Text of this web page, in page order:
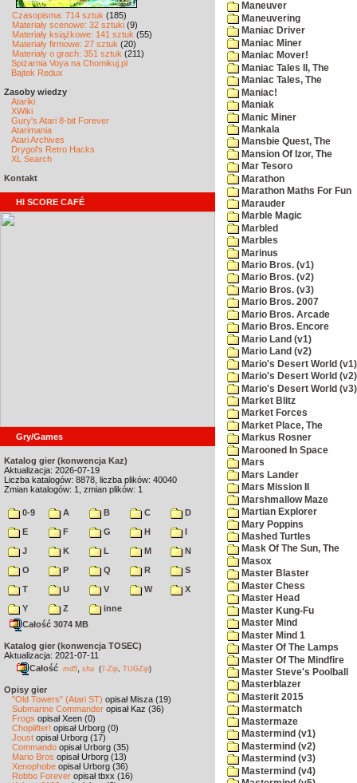
Czasopisma: 714 sztuk (185)
Materiały scenowe: 32 sztuki (9)
Materiały książkowe: 141 sztuk (55)
Materiały firmowe: 27 sztuk (20)
Materiały o grach: 351 sztuk (211)
Spiżarnia Voya na Chomikuj.pl
Bajtek Redux
Zasoby wiedzy
Atariki
XWiki
Gury's Atari 8-bit Forever
Atarimania
Atari Archives
Drygol's Retro Hacks
XL Search
Kontakt
HI SCORE CAFÉ
Gry/Games
Katalog gier (konwencja Kaz)
Aktualizacja: 2026-07-19
Liczba katalogów: 8878, liczba plików: 40040
Zmian katalogów: 1, zmian plików: 1
0-9 A B C
D
E
F G H
I
J
K L M
N
O
P Q R
S
T
U V W
X
Y
Z
inne
Całość 3074 MB
Katalog gier (konwencja TOSEC)
Aktualizacja: 2021-07-11
Całość md5 sha (7-Zip TUGZip)
Opisy gier
"Old Towers" (Atari ST) opisał Misza (19)
Submarine Commander opisał Kaz (36)
Frogs opisał Xeen (0)
Choplifter! opisał Urborg (0)
Joust opisał Urborg (17)
Commando opisał Urborg (35)
Mario Bros opisał Urborg (13)
Xenophobe opisał Urborg (36)
Robbo Forever opisał tbxx (16)
Maneuver
Maneuvering
Maniac Driver
Maniac Miner
Maniac Mover!
Maniac Tales II, The
Maniac Tales, The
Maniac!
Maniak
Manic Miner
Mankala
Mansbie Quest, The
Mansion Of Izor, The
Mar Tesoro
Marathon
Marathon Maths For Fun
Marauder
Marble Magic
Marbled
Marbles
Marinus
Mario Bros. (v1)
Mario Bros. (v2)
Mario Bros. (v3)
Mario Bros. 2007
Mario Bros. Arcade
Mario Bros. Encore
Mario Land (v1)
Mario Land (v2)
Mario's Desert World (v1)
Mario's Desert World (v2)
Mario's Desert World (v3)
Market Blitz
Market Forces
Market Place, The
Markus Rosner
Marooned In Space
Mars
Mars Lander
Mars Mission II
Marshmallow Maze
Martian Explorer
Mary Poppins
Mashed Turtles
Mask Of The Sun, The
Masox
Master Blaster
Master Chess
Master Head
Master Kung-Fu
Master Mind
Master Mind 1
Master Of The Lamps
Master Of The Mindfire
Master Steve's Poolball
Masterblazer
Masterit 2015
Mastermatch
Mastermaze
Mastermind (v1)
Mastermind (v2)
Mastermind (v3)
Mastermind (v4)